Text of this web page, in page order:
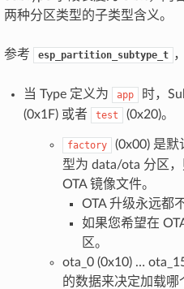
两种分区类型的子类型含义。
参考 esp_partition_subtype_t
当 Type 定义为 app 时，
(0x1F) 或者 test (0x20)。
factory
(0x00) 是
型为 data/ota 分区
OTA 镜像文件。
OTA 升级永远都
如果您希望在
区。
ota_0 (0x10) …
的数据来决定加载哪